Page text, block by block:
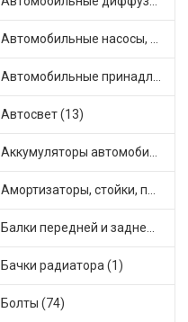
Автомобильные насосы, компрессоры и манометры (1)
Автомобильные принадлежности и аксессуары (4)
Автосвет (13)
Аккумуляторы автомобильные (1)
Амортизаторы, стойки, подушки стоек (36)
Балки передней и задней подвески (4)
Бачки радиатора (1)
Болты (74)